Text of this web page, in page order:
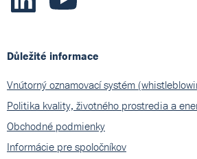
Důležité informace
Vnútorný oznamovací systém
Politika kvality, životného prostredia a
Obchodné podmienky
Informácie pre spoločníkov